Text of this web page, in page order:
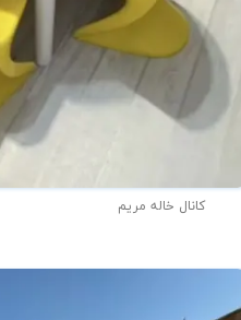
کانال خاله مریم